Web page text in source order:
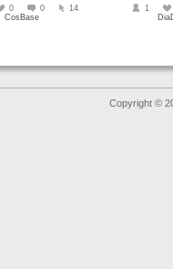
0 0
14
CosBase
1
Copyright ©